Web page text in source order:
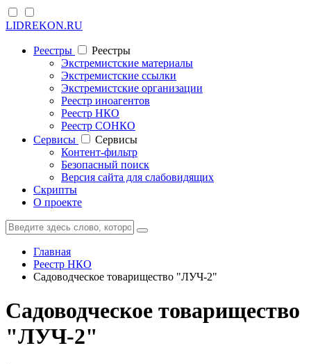
LIDREKON.RU
Реестры
Реестры
Экстремистские материалы
Экстремистские ссылки
Экстремистские организации
Реестр иноагентов
Реестр НКО
Реестр СОНКО
Cервисы
Cервисы
Контент-фильтр
Безопасный поиск
Версия сайта для слабовидящих
Скрипты
О проекте
Главная
Реестр НКО
Садоводческое товарищество "ЛУЧ-2"
Садоводческое товарищество
"ЛУЧ-2"